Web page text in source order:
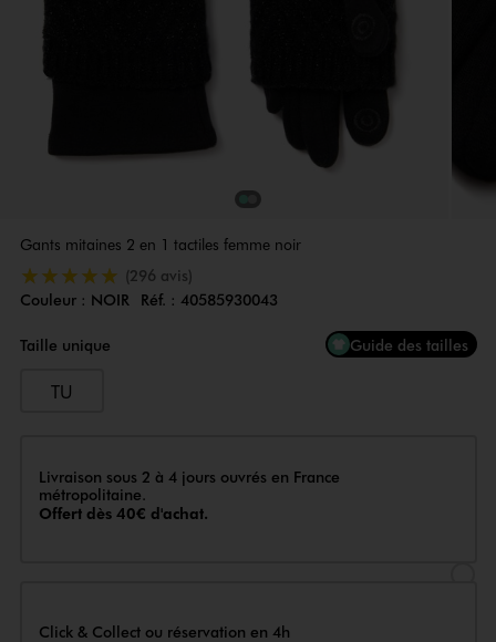
Sur 2Sur 2
Gants mitaines 2 en 1 tactiles femme noir
5/5 de moyenne(296 avis)
Couleur
Couleur : NOIR Réf. : 40585930043
Taille unique
Guide des tailles
TU
Livraison
Livraison sous 2 à 4 jours ouvrés en France
métropolitaine.
Offert dès 40€ d'achat.
Click & Collect ou réservation en 4h